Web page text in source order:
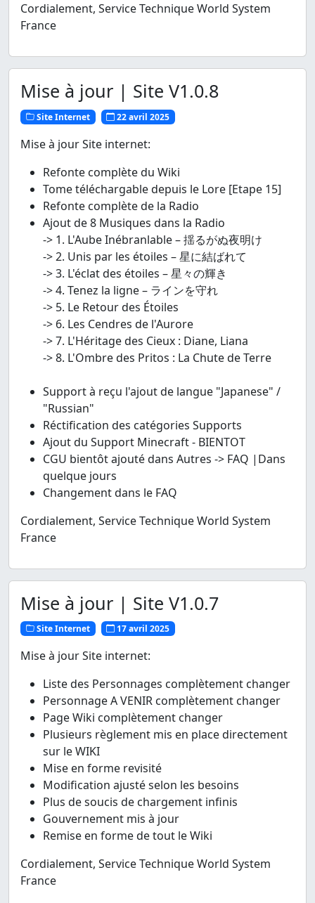
Cordialement, Service Technique World System
France
Mise à jour | Site V1.0.8
Site Internet 22 avril 2025
Mise à jour Site internet:
Refonte complète du Wiki
Tome téléchargable depuis le Lore [Etape 15]
Refonte complète de la Radio
Ajout de 8 Musiques dans la Radio
-> 1. L'Aube Inébranlable – 揺るがぬ夜明け
-> 2. Unis par les étoiles – 星に結ばれて
-> 3. L'éclat des étoiles – 星々の輝き
-> 4. Tenez la ligne – ラインを守れ
-> 5. Le Retour des Étoiles
-> 6. Les Cendres de l'Aurore
-> 7. L'Héritage des Cieux : Diane, Liana
-> 8. L'Ombre des Pritos : La Chute de Terre
Support à reçu l'ajout de langue "Japanese" /
"Russian"
Réctification des catégories Supports
Ajout du Support Minecraft - BIENTOT
CGU bientôt ajouté dans Autres -> FAQ |Dans
quelque jours
Changement dans le FAQ
Cordialement, Service Technique World System
France
Mise à jour | Site V1.0.7
Site Internet 17 avril 2025
Mise à jour Site internet:
Liste des Personnages complètement changer
Personnage A VENIR complètement changer
Page Wiki complètement changer
Plusieurs règlement mis en place directement
sur le WIKI
Mise en forme revisité
Modification ajusté selon les besoins
Plus de soucis de chargement infinis
Gouvernement mis à jour
Remise en forme de tout le Wiki
Cordialement, Service Technique World System
France